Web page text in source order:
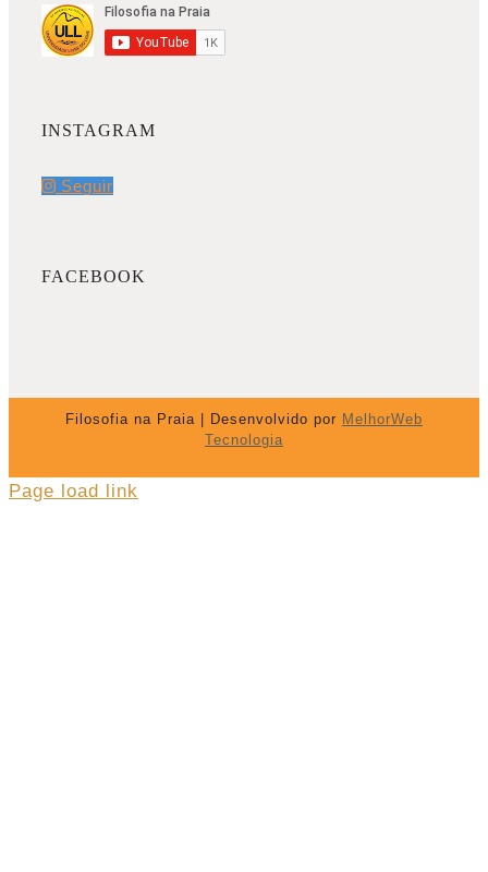
INSTAGRAM
Seguir
FACEBOOK
Filosofia na Praia | Desenvolvido por MelhorWeb
Tecnologia
Page load link